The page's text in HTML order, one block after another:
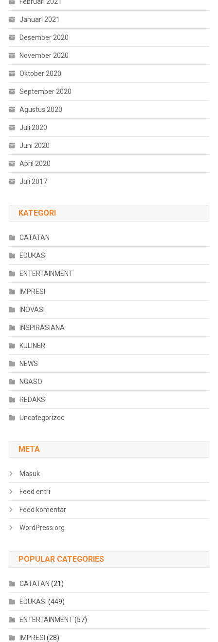
Januari 2021
Desember 2020
November 2020
Oktober 2020
September 2020
Agustus 2020
Juli 2020
Juni 2020
April 2020
Juli 2017
KATEGORI
CATATAN
EDUKASI
ENTERTAINMENT
IMPRESI
INOVASI
INSPIRASIANA
KULINER
NEWS
NGASO
REDAKSI
Uncategorized
META
Masuk
Feed entri
Feed komentar
WordPress.org
POPULAR CATEGORIES
CATATAN (21)
EDUKASI (449)
ENTERTAINMENT(57)
IMPRESI (28)